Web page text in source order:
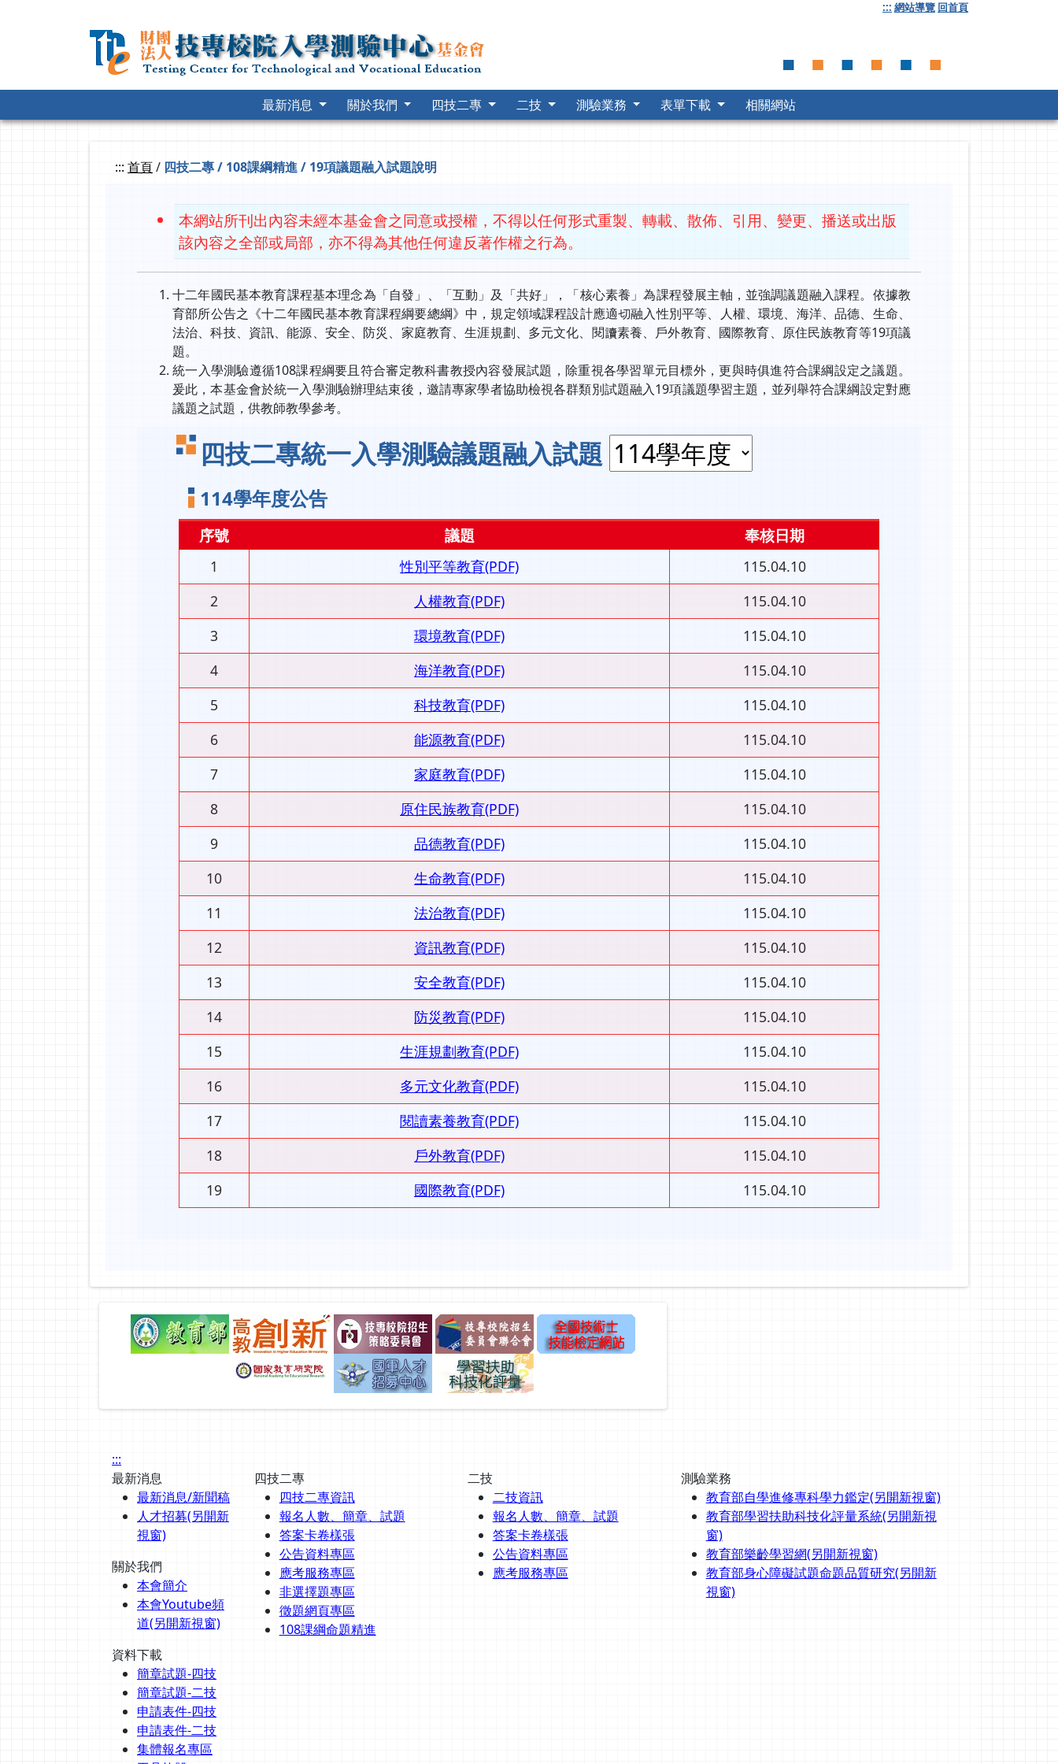
::: 網站導覽 回首頁
最新消息 關於我們 四技二專 二技 測驗業務 表單下載 相關網站
::: 首頁/ 四技二專 / 108課綱精進 / 19項議題融入試題說明
本網站所刊出內容未經本基金會之同意或授權，不得以任何形式重製、轉載、散佈、引用、變更、播送或出版
該內容之全部或局部，亦不得為其他任何違反著作權之行為。
十二年國民基本教育課程基本理念為「自發」、「互動」及「共好」，「核心素養」為課程發展主軸，並強調議題融入課程。依據教
育部所公告之《十二年國民基本教育課程綱要總綱》中，規定領域課程設計應適切融入性別平等、人權、環境、海洋、品德、生命、
法治、科技、資訊、能源、安全、防災、家庭教育、生涯規劃、多元文化、閱讀素養、戶外教育、國際教育、原住民族教育等19項議
題。
統一入學測驗遵循108課程綱要且符合審定教科書教授內容發展試題，除重視各學習單元目標外，更與時俱進符合課綱設定之議題。
爰此，本基金會於統一入學測驗辦理結束後，邀請專家學者協助檢視各群類別試題融入19項議題學習主題，並列舉符合課綱設定對應
議題之試題，供教師教學參考。
四技二專統一入學測驗議題融入試題
114學年度公告
序號 議題 奉核日期
1 性別平等教育(PDF)
115.04.10
2
人權教育(PDF)
115.04.10
3
環境教育(PDF)
115.04.10
4
海洋教育(PDF)
115.04.10
5
科技教育(PDF)
115.04.10
6
能源教育(PDF)
115.04.10
7
家庭教育(PDF)
115.04.10
8
原住民族教育(PDF)
115.04.10
9
品德教育(PDF)
115.04.10
10
生命教育(PDF)
115.04.10
11
法治教育(PDF)
115.04.10
12
資訊教育(PDF)
115.04.10
13
安全教育(PDF)
115.04.10
14
防災教育(PDF)
115.04.10
15
生涯規劃教育(PDF)
115.04.10
16
多元文化教育(PDF)
115.04.10
17
閱讀素養教育(PDF)
115.04.10
18
戶外教育(PDF)
115.04.10
19
國際教育(PDF) 115.04.10
:::
最新消息
最新消息/新聞稿
人才招募(另開新
視窗)
關於我們
本會簡介
本會Youtube頻
道(另開新視窗)
資料下載
簡章試題-四技
簡章試題-二技
申請表件-四技
申請表件-二技
集體報名專區
四技二專
四技二專資訊
報名人數、簡章、試題
答案卡卷樣張
公告資料專區
應考服務專區
非選擇題專區
徵題網頁專區
108課綱命題精進
二技
二技資訊
報名人數、簡章、試題
答案卡卷樣張
公告資料專區
應考服務專區
測驗業務
教育部自學進修專科學力鑑定(另開新視窗)
教育部學習扶助科技化評量系統(另開新視
窗)
教育部樂齡學習網(另開新視窗)
教育部身心障礙試題命題品質研究(另開新
視窗)